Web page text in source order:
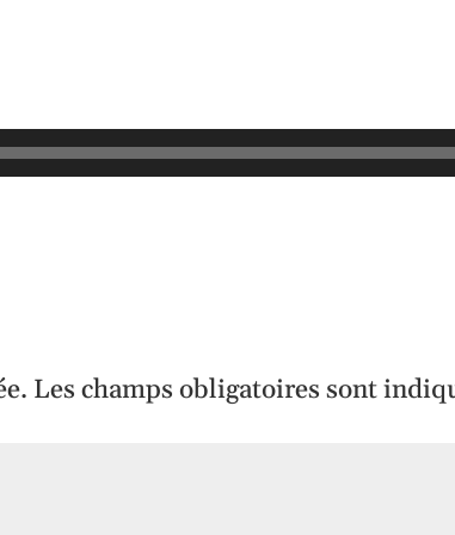
Les champs obligatoires sont